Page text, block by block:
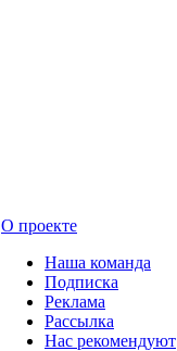
О проекте
Наша команда
Подписка
Реклама
Рассылка
Нас рекомендуют